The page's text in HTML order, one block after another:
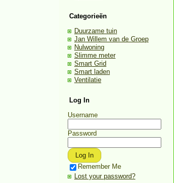
Categorieën
Duurzame tuin
Jan Willem van de Groep
Nulwoning
Slimme meter
Smart Grid
Smart laden
Ventilatie
Log In
Username
Password
Remember Me
Lost your password?